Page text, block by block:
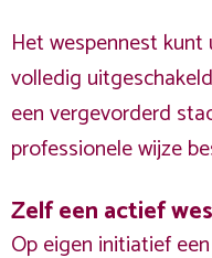
Het wespennest kunt
volledig
een vergevorderd
professionele wijze
Zelf een actief
Op eigen initiatief